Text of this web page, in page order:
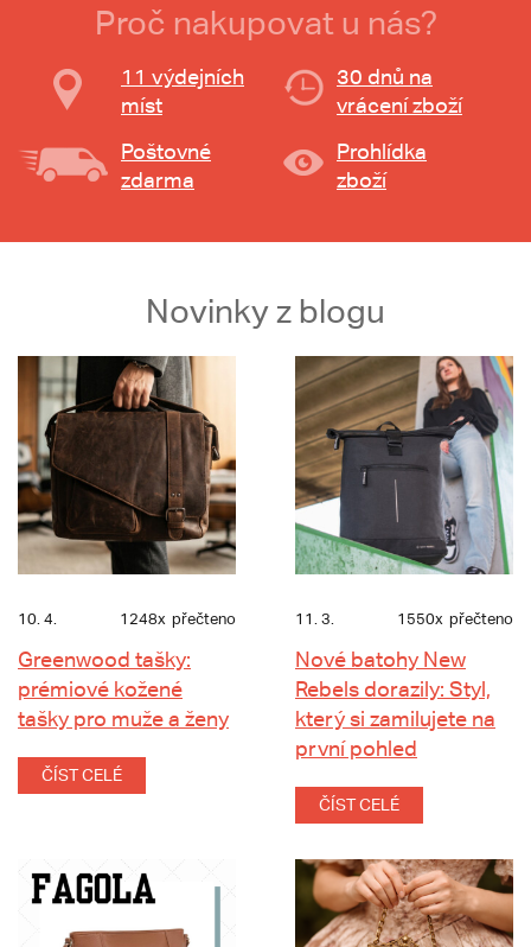
Proč nakupovat u nás?
11 výdejních
míst
30 dnů na
vrácení zboží
Poštovné
zdarma
Prohlídka
zboží
Novinky z blogu
10. 4. 1248x přečteno
Greenwood tašky:
prémiové kožené
tašky pro muže a ženy
ČÍST CELÉ
11. 3. 1550x přečteno
Nové batohy New
Rebels dorazily: Styl,
který si zamilujete na
první pohled
ČÍST CELÉ